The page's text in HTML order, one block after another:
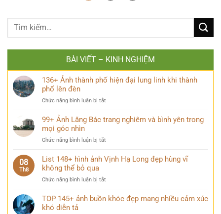
BÀI VIẾT – KINH NGHIỆM
136+ Ảnh thành phố hiện đại lung linh khi thành
phố lên đèn
Chức năng bình luận bị tắt
Ảnh
thành
hiện
lung
lên
99+ Ảnh Lăng Bác trang nghiêm và bình yên trong
mọi góc nhìn
Chức năng bình luận bị tắt
Ảnh
Lăng
trang
và
08
Th8
List 148+ hình ảnh Vịnh Hạ Long đẹp hùng vĩ
không thể bỏ qua
Chức năng bình luận bị tắt
148+
TOP 145+ ảnh buồn khóc đẹp mang nhiều cảm xúc
khó diễn tả